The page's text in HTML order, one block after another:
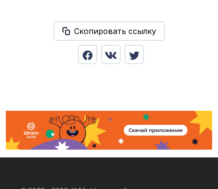
Скопировать ссылку